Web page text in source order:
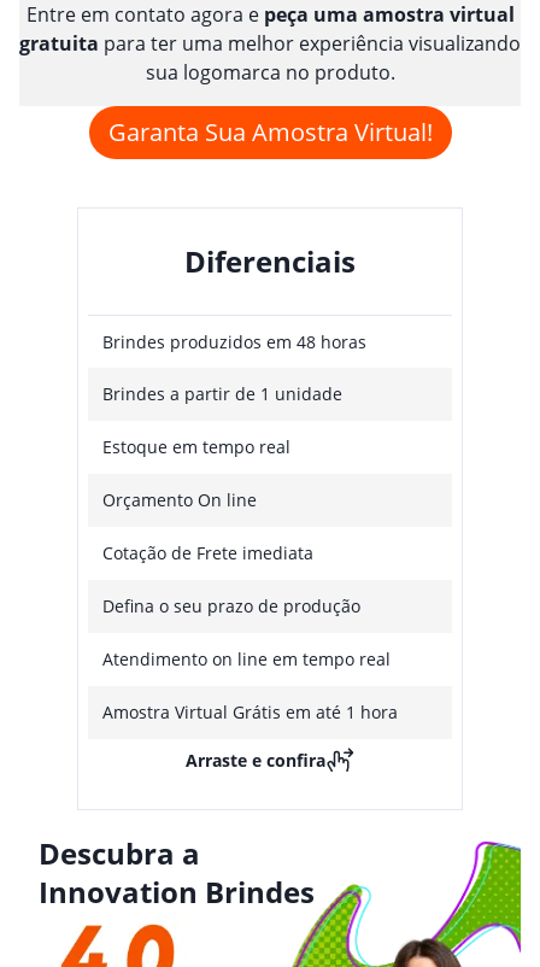
Entre em contato agora e peça uma amostra virtual
gratuita para ter uma melhor experiência visualizando
sua logomarca no produto.
Garanta Sua Amostra Virtual!
Diferenciais
Brindes produzidos em 48 horas
Brindes a partir de 1 unidade
Estoque em tempo real
Orçamento On line
Cotação de Frete imediata
Defina o seu prazo de produção
Atendimento on line em tempo real
Amostra Virtual Grátis em até 1 hora
Arraste e confira
Descubra a
Innovation Brindes